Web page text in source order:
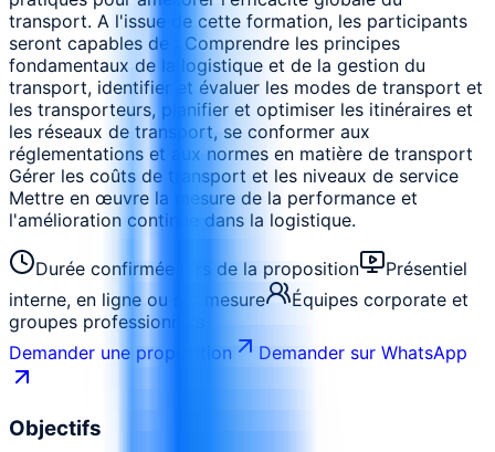
transport. A l'issue de cette formation, les participants
seront capables de : Comprendre les principes
fondamentaux de la logistique et de la gestion du
transport, identifier et évaluer les modes de transport et
les transporteurs, planifier et optimiser les itinéraires et
les réseaux de transport, se conformer aux
réglementations et aux normes en matière de transport
Gérer les coûts de transport et les niveaux de service
Mettre en œuvre la mesure de la performance et
l'amélioration continue dans la logistique.
Durée confirmée lors de la proposition
Présentiel
interne, en ligne ou sur mesure
Équipes corporate et
groupes professionnels
Demander une proposition
Demander sur WhatsApp
Objectifs